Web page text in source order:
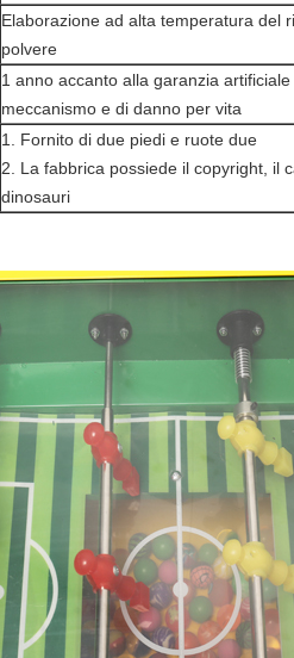
Elaborazione ad alta temperatura del
polvere
1 anno accanto alla garanzia
meccanismo e di danno per vita
1. Fornito di due piedi e ruote due
2. La fabbrica possiede il copyright, il
dinosauri